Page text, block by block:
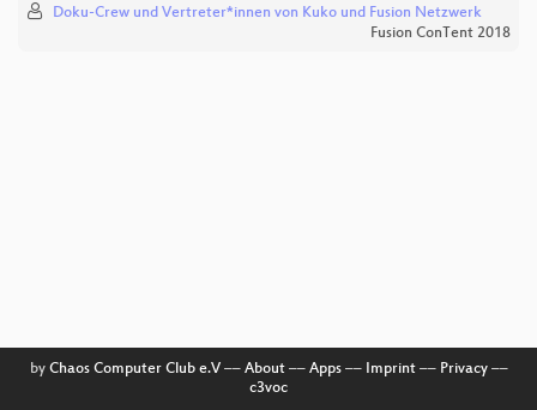
Doku-Crew und Vertreter*innen von Kuko und Fusion Netzwerk
Fusion ConTent 2018
by Chaos Computer Club e.V–– About–– Apps–– Imprint–– Privacy––
c3voc